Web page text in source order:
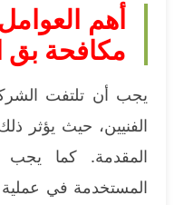
أهم
مكافحة بق
يجب أن تلتفت
الفنيين، حيث يؤثر
المقدمة. كما يجب
المستخدمة في عملية